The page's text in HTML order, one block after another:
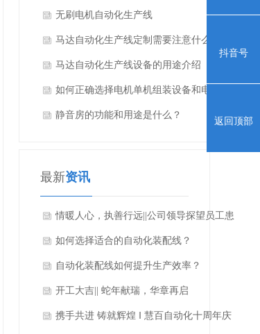
速生产运行的？
无刷电机自动化生产线
马达自动化生产线定制需要注意什么？
马达自动化生产线设备的用途介绍
如何正确选择电机单机组装设备和电机自
动化生产线？
静音房的功能和用途是什么？
最新资讯
情暖人心，执善行远||公司领导探望员工患
病家属
如何选择适合的自动化装配线？
自动化装配线如何提升生产效率？
开工大吉|| 蛇年献瑞，华章再启
携手共进 铸就辉煌 ‖ 慧百自动化十周年庆
抖音号
返回顶部